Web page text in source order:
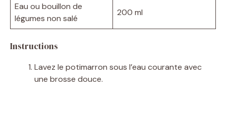
Eau ou bouillon de
légumes non salé
200 ml
Instructions
Lavez le potimarron sous l’eau courante avec
une brosse douce.